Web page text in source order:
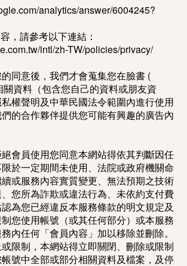
analytics/answer/6004245?
，請參考以下連結：
intl/zh-TW/policies/privacy/
同意後，我們才會蒐集您在臉書 (
關資料（包含您自己的資料或朋友資
權聲明及中華民國法令範圍內進行使用
們的合作夥伴提供您可能有興趣的廣告內
會員使用您同意本網站得依其判斷因任
於一定期間未使用、法院或政府機關命
或服務內容實質變更、無法預期之技術
您所為詐欺或違法行為、未依約支付費
為您已經違反本服務條款的明文規定及
您使用帳號（或其任何部分）或本服務
內任何「會員內容」加以移除並刪除。
限制，本網站得立即關閉、刪除或限制
號中全部或部分相關資料及檔案，及停